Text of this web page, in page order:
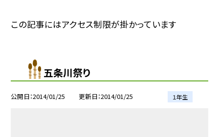
この記事にはアクセス制限が掛かっています
五条川祭り
公開日 2014/01/25 更新日 2014/01/25 １年生